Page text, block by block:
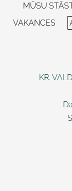
MŪSU
VAKANCES
KR.